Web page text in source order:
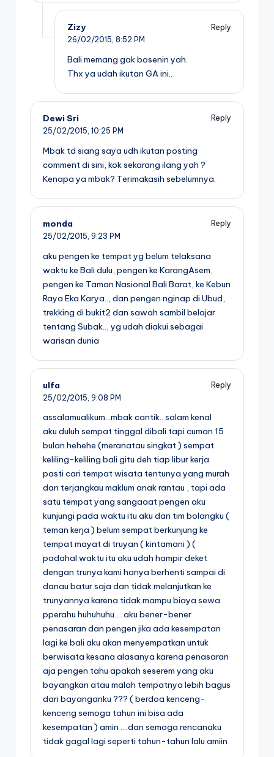
Zizy
Reply
26/02/2015, 8:52 PM
Bali memang gak bosenin yah.
Thx ya udah ikutan GA ini..
Dewi Sri
Reply
25/02/2015, 10:25 PM
Mbak td siang saya udh ikutan posting
comment di sini, kok sekarang ilang yah ?
Kenapa ya mbak? Terimakasih sebelumnya.
monda
Reply
25/02/2015, 9:23 PM
aku pengen ke tempat yg belum telaksana
waktu ke Bali dulu, pengen ke KarangAsem,
pengen ke Taman Nasional Bali Barat, ke Kebun
Raya Eka Karya.., dan pengen nginap di Ubud,
trekking di bukit2 dan sawah sambil belajar
tentang Subak.., yg udah diakui sebagai
warisan dunia
ulfa
Reply
25/02/2015, 9:08 PM
assalamualikum…mbak cantik.. salam kenal
aku duluh sempat tinggal dibali tapi cuman 15
bulan hehehe (meranatau singkat ) sempat
keliling-keliling bali gitu deh tiap libur kerja
pasti cari tempat wisata tentunya yang murah
dan terjangkau maklum anak rantau , tapi ada
satu tempat yang sangaaat pengen aku
kunjungi pada waktu itu aku dan tim bolangku (
teman kerja ) belum sempat berkunjung ke
tempat mayat di truyan ( kintamani ) (
padahal waktu itu aku udah hampir deket
dengan trunya kami hanya berhenti sampai di
danau batur saja dan tidak melanjutkan ke
trunyannya karena tidak mampu biaya sewa
pperahu huhuhuhu…. aku bener-bener
penasaran dan pengen jika ada kesempatan
lagi ke bali aku akan menyempatkan untuk
berwisata kesana alasanya karena penasaran
aja pengen tahu apakah seserem yang aku
bayangkan atau malah tempatnya lebih bagus
dari bayanganku ??? ( berdoa kenceng-
kenceng semoga tahun ini bisa ada
kesempatan ) amin ….dan semoga rencanaku
tidak gagal lagi seperti tahun-tahun lalu amiin